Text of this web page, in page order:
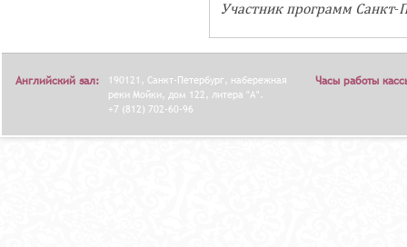
Участник программ Санкт-
Английский зал:
190121, Санкт-Петербург, набережная
реки Мойки, дом 122, литера "А".
+7 (812) 702-60-96
Часы работы